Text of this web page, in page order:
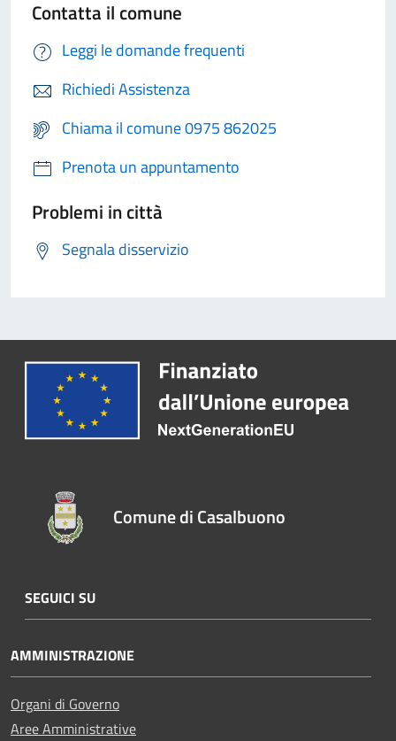
Contatta il comune
Leggi le domande frequenti
Richiedi Assistenza
Chiama il comune 0975 862025
Prenota un appuntamento
Problemi in città
Segnala disservizio
Comune di Casalbuono
SEGUICI SU
AMMINISTRAZIONE
Organi di Governo
Aree Amministrative